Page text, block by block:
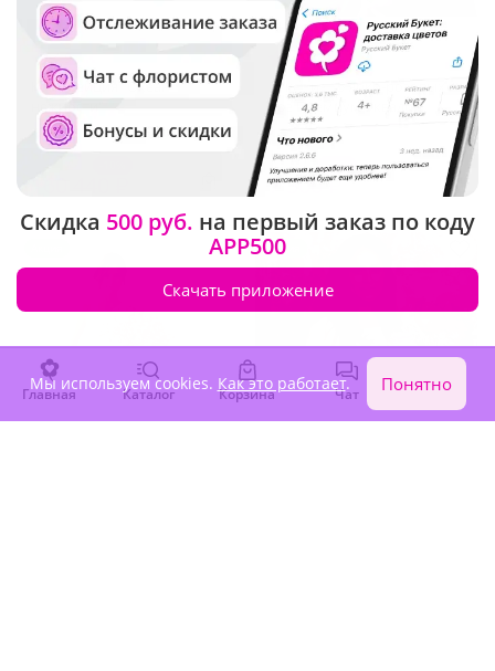
4.9(21)
Композиция "Океан
нежности"
В наличии
4.9(209)
Букет из 15 ярко-розовых
роз Премиум Эквадор
В наличии
8 590 ₽ -15%
7 300 ₽
Акция
Главная Каталог Корзина Чат Войти
Скидка 500 руб. на первый заказ по коду
APP500
Скачать приложение
Мы используем cookies. Как это работает. Понятно